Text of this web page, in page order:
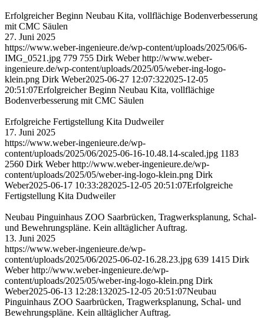
Erfolgreicher Beginn Neubau Kita, vollflächige Bodenverbesserung
mit CMC Säulen
27. Juni 2025
https://www.weber-ingenieure.de/wp-content/uploads/2025/06/6-
IMG_0521.jpg 779 755 Dirk Weber http://www.weber-
ingenieure.de/wp-content/uploads/2025/05/weber-ing-logo-
klein.png Dirk Weber2025-06-27 12:07:322025-12-05
20:51:07Erfolgreicher Beginn Neubau Kita, vollflächige
Bodenverbesserung mit CMC Säulen
Erfolgreiche Fertigstellung Kita Dudweiler
17. Juni 2025
https://www.weber-ingenieure.de/wp-
content/uploads/2025/06/2025-06-16-10.48.14-scaled.jpg 1183
2560 Dirk Weber http://www.weber-ingenieure.de/wp-
content/uploads/2025/05/weber-ing-logo-klein.png Dirk
Weber2025-06-17 10:33:282025-12-05 20:51:07Erfolgreiche
Fertigstellung Kita Dudweiler
Neubau Pinguinhaus ZOO Saarbrücken, Tragwerksplanung, Schal-
und Bewehrungspläne. Kein alltäglicher Auftrag.
13. Juni 2025
https://www.weber-ingenieure.de/wp-
content/uploads/2025/06/2025-06-02-16.28.23.jpg 639 1415 Dirk
Weber http://www.weber-ingenieure.de/wp-
content/uploads/2025/05/weber-ing-logo-klein.png Dirk
Weber2025-06-13 12:28:132025-12-05 20:51:07Neubau
Pinguinhaus ZOO Saarbrücken, Tragwerksplanung, Schal- und
Bewehrungspläne. Kein alltäglicher Auftrag.